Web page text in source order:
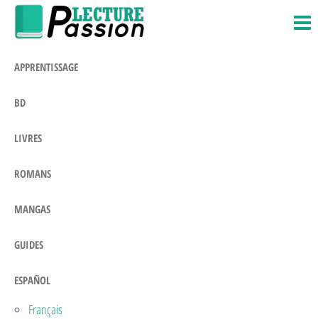
Saltar
APPRENTISSAGE
BD
LIVRES
ROMANS
MANGAS
GUIDES
ESPAÑOL
Français